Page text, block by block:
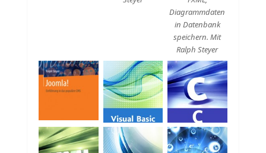
Diagrammdaten
in Datenbank
speichern. Mit
Ralph Steyer